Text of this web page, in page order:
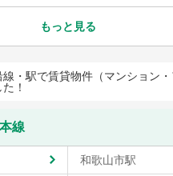
もっと見る
・駅で賃貸物件（マンション・
！
線
和歌山市駅